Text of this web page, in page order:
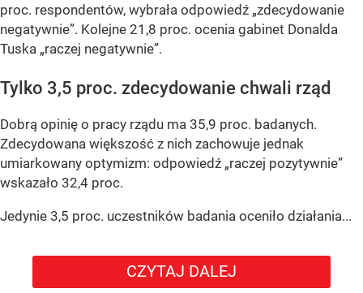
proc. respondentów, wybrała odpowiedź „zdecydowanie
negatywnie”. Kolejne 21,8 proc. ocenia gabinet Donalda
Tuska „raczej negatywnie”.
Tylko 3,5 proc. zdecydowanie chwali rząd
Dobrą opinię o pracy rządu ma 35,9 proc. badanych.
Zdecydowana większość z nich zachowuje jednak
umiarkowany optymizm: odpowiedź „raczej pozytywnie”
wskazało 32,4 proc.
Jedynie 3,5 proc. uczestników badania oceniło działania...
CZYTAJ DALEJ